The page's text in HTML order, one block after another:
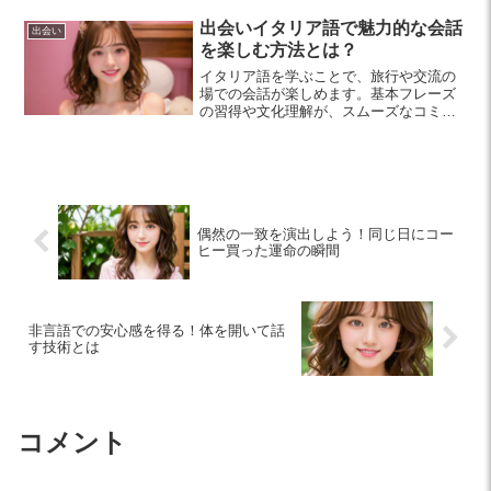
出会い
出会いイタリア語で魅力的な会話
を楽しむ方法とは？
イタリア語を学ぶことで、旅行や交流の
場での会話が楽しめます。基本フレーズ
の習得や文化理解が、スムーズなコミュ
偶然の一致を演出しよう！同じ日にコー
ヒー買った運命の瞬間
非言語での安心感を得る！体を開いて話
す技術とは
コメント